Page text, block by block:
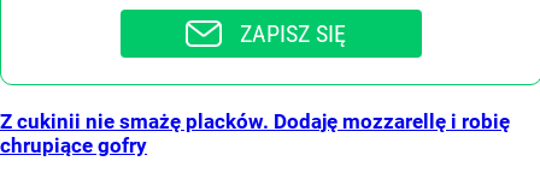
ZAPISZ SIĘ
Z cukinii nie smażę placków. Dodaję mozzarellę i robię
chrupiące gofry